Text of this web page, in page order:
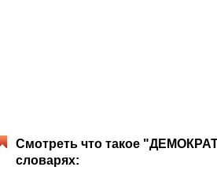
Смотреть что такое
словарях: